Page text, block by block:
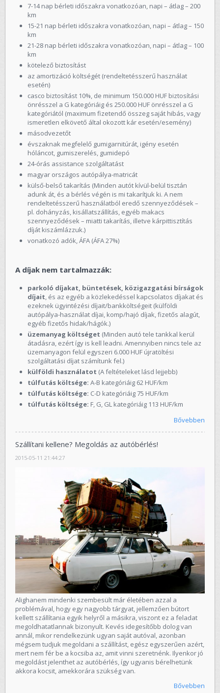
7-14 nap bérleti időszakra vonatkozóan, napi – átlag – 200
km
15-21 nap bérleti időszakra vonatkozóan, napi – átlag – 150
km
21-28 nap bérleti időszakra vonatkozóan, napi – átlag – 100
km
kötelező biztosítást
az amortizáció költségét (rendeltetésszerű használat
esetén)
casco biztosítást 10%, de minimum 150.000 HUF biztosítási
önrésszel a G kategóriáig és 250.000 HUF önrésszel a G
kategóriától (maximum fizetendő összeg saját hibás, vagy
ismeretlen elkövető által okozott kár esetén/esemény)
másodvezetőt
évszaknak megfelelő gumigarnitúrát, igény esetén
hóláncot, gumiszerelés, gumidepó
24-órás assistance szolgáltatást
magyar országos autópálya-matricát
külső-belső takarítás (Minden autót kívül-belül tisztán
adunk át, és a bérlés végén is mi takarítjuk ki. A nem
rendeltetésszerű használatból eredő szennyeződések –
pl. dohányzás, kisállatszállítás, egyéb makacs
szennyeződések – miatti takarítás, illetve kárpittisztítás
díját kiszámlázzuk.)
vonatkozó adók, ÁFA (ÁFA 27%)
A díjak nem tartalmazzák:
parkoló díjakat, büntetések, közigazgatási bírságok
díjait, és az egyéb a közlekedéssel kapcsolatos díjakat és
ezeknek ügyintézési díjait/bankköltségeit (külföldi
autópálya-használat díjai, komp/hajó díjak, fizetős alagút,
egyéb fizetős hidak/hágók.)
üzemanyag költséget (Minden autó tele tankkal kerül
átadásra, ezért így is kell leadni. Amennyiben nincs tele az
üzemanyagon felül egyszeri 6.000 HUF újratöltési
szolgáltatási díjat számítunk fel.)
külföldi használatot (A feltételeket lásd lejjebb)
túlfutás költsége: A-B kategóriáig 62 HUF/km
túlfutás költsége: C-D kategóriáig 75 HUF/km
túlfutás költsége: F, G, GL kategóriáig 113 HUF/km
Bővebben
Szállítani kellene? Megoldás az autóbérlés!
2015-05-11 21:44:27
Alighanem mindenki szembesült már életében azzal a
problémával, hogy egy nagyobb tárgyat, jellemzően bútort
kellett szállítania egyik helyről a másikra, viszont ez a feladat
megoldhatatlannak bizonyult. Kevés idegesítőbb dolog van
annál, mikor rendelkezünk ugyan saját autóval, azonban
mégsem tudjuk megoldani a szállítást, egész egyszerűen azért,
mert nem fér be a kocsiba az, amit vinni szeretnénk. Ilyenkor jó
megoldást jelenthet az autóbérlés, így ugyanis bérelhetünk
akkora kocsit, amekkorára szükség van.
Bővebben